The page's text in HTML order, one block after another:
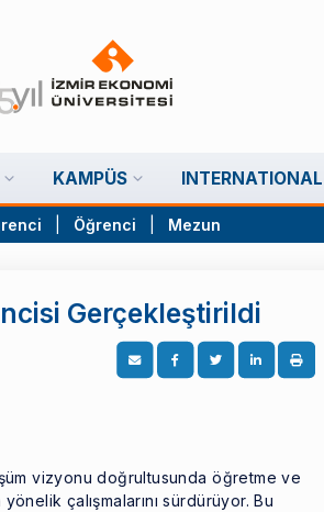
KAMPÜS INTERNATIONAL
Öğrenci Mezun
Gerçekleştirildi
vizyonu doğrultusunda öğretme ve
çalışmalarını sürdürüyor. Bu